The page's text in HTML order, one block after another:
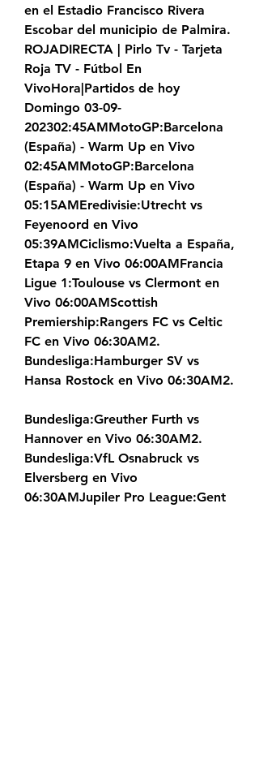
en el Estadio Francisco Rivera
Escobar del municipio de Palmira.
ROJADIRECTA | Pirlo Tv - Tarjeta
Roja TV - Fútbol En
VivoHora|Partidos de hoy
Domingo 03-09-
202302:45AMMotoGP:Barcelona
(España) - Warm Up en Vivo
02:45AMMotoGP:Barcelona
(España) - Warm Up en Vivo
05:15AMEredivisie:Utrecht vs
Feyenoord en Vivo
05:39AMCiclismo:Vuelta a España,
Etapa 9 en Vivo 06:00AMFrancia
Ligue 1:Toulouse vs Clermont en
Vivo 06:00AMScottish
Premiership:Rangers FC vs Celtic
FC en Vivo 06:30AM2.
Bundesliga:Hamburger SV vs
Hansa Rostock en Vivo 06:30AM2.
Bundesliga:Greuther Furth vs
Hannover en Vivo 06:30AM2.
Bundesliga:VfL Osnabruck vs
Elversberg en Vivo
06:30AMJupiler Pro League:Gent